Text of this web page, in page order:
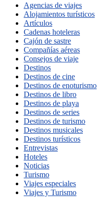
Agencias de viajes
Alojamientos turísticos
Artículos
Cadenas hoteleras
Cajón de sastre
Compañías aéreas
Consejos de viaje
Destinos
Destinos de cine
Destinos de enoturismo
Destinos de libro
Destinos de playa
Destinos de series
Destinos de turismo
Destinos musicales
Destinos turísticos
Entrevistas
Hoteles
Noticias
Turismo
Viajes especiales
Viajes y Turismo